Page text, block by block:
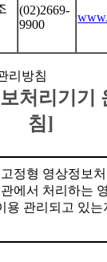
(02)2669-
9900
리방침
처리기기
침]
정형 영상정보
에서 처리하는
용 관리되고 있는